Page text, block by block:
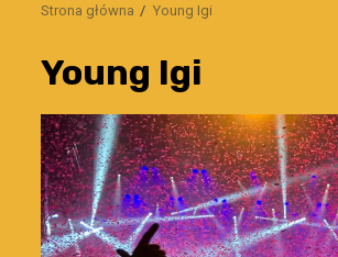
Strona główna Young Igi
Young Igi